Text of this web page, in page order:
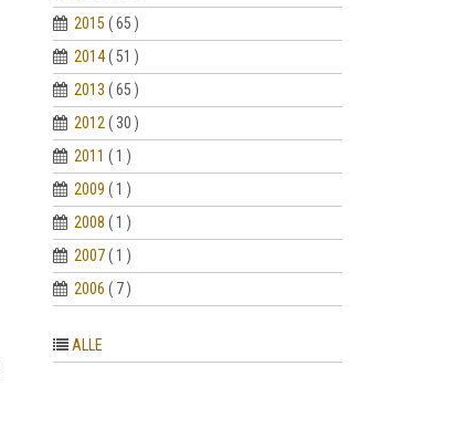
2015 ( 65 )
2014 ( 51 )
2013 ( 65 )
2012 ( 30 )
2011 ( 1 )
2009 ( 1 )
2008 ( 1 )
2007 ( 1 )
2006 ( 7 )
ALLE